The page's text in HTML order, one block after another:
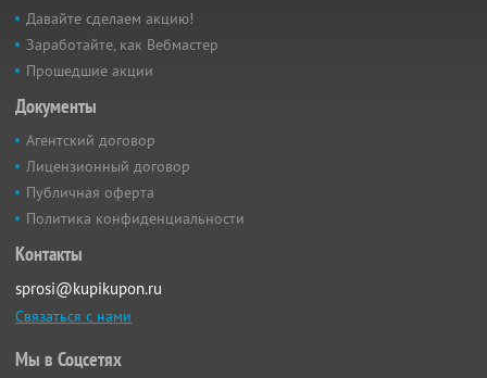
Давайте сделаем акцию!
Заработайте, как Вебмастер
Прошедшие акции
Документы
Агентский договор
Лицензионный договор
Публичная оферта
Политика конфиденциальности
Контакты
sprosi@kupikupon.ru
Связаться с нами
Мы в Соцсетях